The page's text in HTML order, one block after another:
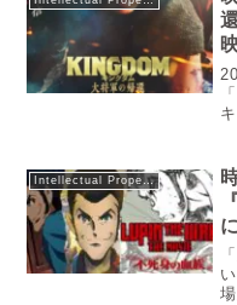
Intellectual Property